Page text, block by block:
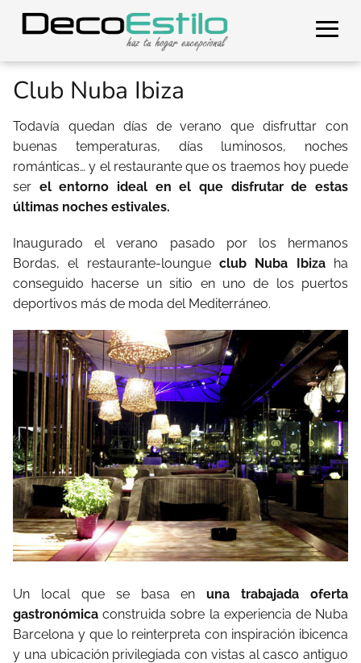
Club Nuba Ibiza
Todavía quedan días de verano que disfruttar con
buenas temperaturas, días luminosos, noches
románticas… y el restaurante que os traemos hoy puede
ser el entorno ideal en el que disfrutar de estas
últimas noches estivales.
Inaugurado el verano pasado por los hermanos
Bordas, el restaurante-loungue club Nuba Ibizaha
conseguido hacerse un sitio en uno de los puertos
deportivos más de moda del Mediterráneo.
Un local que se basa enuna trabajada oferta
gastronómica construida sobre la experiencia de Nuba
Barcelona y que lo reinterpreta con inspiración ibicenca
y una ubicación privilegiada con vistas al casco antiguo